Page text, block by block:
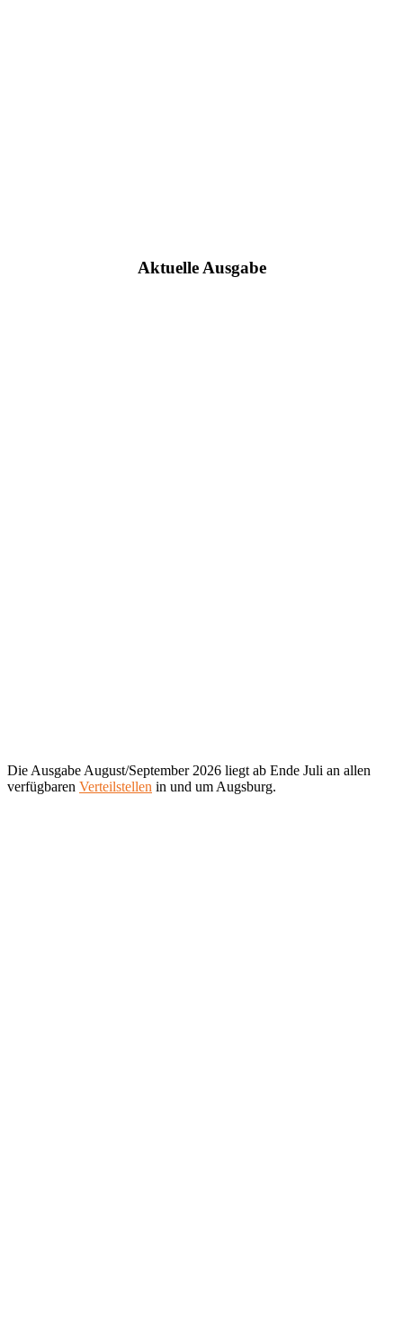
Aktuelle Ausgabe
Die Ausgabe August/September 2026 liegt ab Ende Juli an allen
verfügbaren Verteilstellen in und um Augsburg.